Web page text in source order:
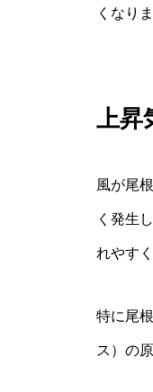
くなり
上昇
風が尾
く発生
れやす
特に尾
ス）の